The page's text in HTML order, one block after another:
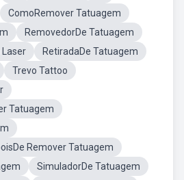
ComoRemover Tatuagem
RemovedorDe Tatuagem
RetiradaDe Tatuagem
Trevo Tattoo
Tatuagem
Remover Tatuagem
SimuladorDe Tatuagem